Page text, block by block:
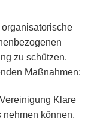
zu schützen.
Maßnahmen:
Klare
nehmen können,